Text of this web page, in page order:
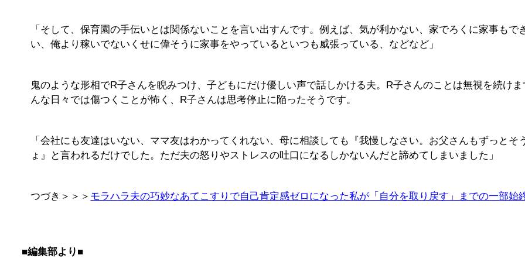
「そして、保育園の手伝いとは関係ないことを言い出すんです。例えば、気が利かない、家でろくに家事もで
い、俺より稼いでないくせに偉そうに家事をやっているといつも威張っている、などなど」
鬼のような形相でR子さんを睨みつけ、子どもにだけ優しい声で話しかける夫。R子さんのことは無視を続けま
んな日々では傷つくことが怖く、R子さんは思考停止に陥ったそうです。
「会社にも友達はいない、ママ友はわかってくれない、母に相談しても『我慢しなさい。お父さんもずっとそ
ょ』と言われるだけでした。ただ夫の怒りやストレスの吐口になるしかないんだと諦めてしまいました」
つづき＞＞＞ モラハラ夫の巧妙なあてこすりで自己肯定感ゼロになった私が「自分を取り戻す」までの一部始
■編集部より■